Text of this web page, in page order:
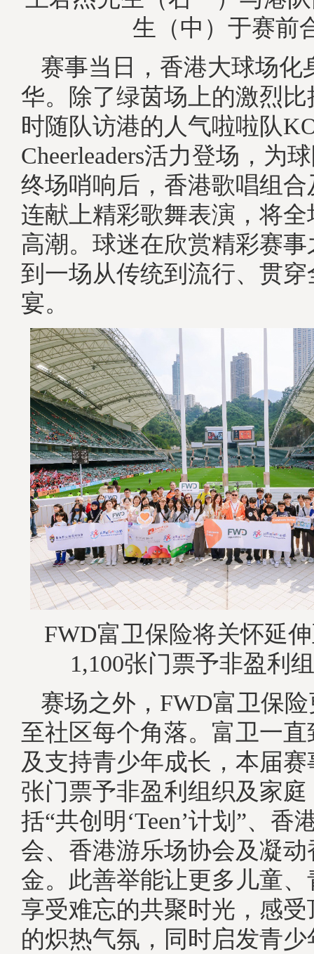
生（中）于赛前
赛事当日，香港大球场化
华。除了绿茵场上的激烈
时随队访港的人气啦啦队
Cheerleaders活力登场，为
终场哨响后，香港歌唱组
连献上精彩歌舞表演，将
高潮。球迷在欣赏精彩赛
到一场从传统到流行、贯
宴。
FWD富卫保险将关怀延
1,100张门票予非盈利
赛场之外，FWD富卫保
至社区每个角落。富卫一
及支持青少年成长，本届赛
张门票予非盈利组织及家
括“共创明‘Teen’计划”、香
会、香港游乐场协会及凝
金。此善举能让更多儿童
享受难忘的共聚时光，感
的炽热气氛，同时启发青